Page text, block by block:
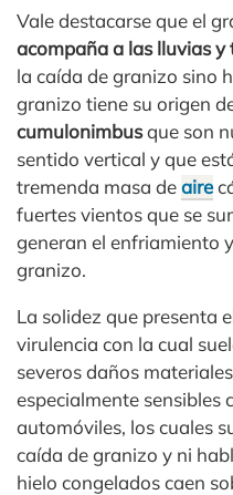
Vale destacarse que el
acompaña a las lluvias y
la caída de granizo sino
granizo tiene su origen
cumulonimbusque son
sentido vertical y que
tremenda masa deaire
fuertes vientos que se
generan el enfriamiento
granizo.
La solidez que presenta
virulencia con la cual
severos daños
especialmente sensibles
automóviles, los cuales
caída de granizo y ni
hielo congelados caen